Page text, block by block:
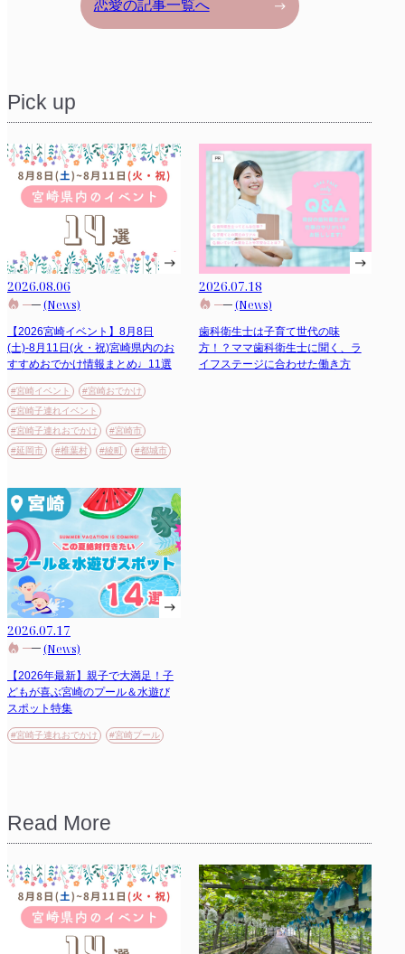
恋愛の記事一覧へ
Pick up
2026.08.06
(News)
【2026宮崎イベント】8月8日
(土)-8月11日(火・祝)宮崎県内のお
すすめおでかけ情報まとめ♩11選
#宮崎イベント
#宮崎おでかけ
#宮崎子連れイベント
#宮崎子連れおでかけ
#宮崎市
#延岡市
#椎葉村 #綾町 #都城市
2026.07.18
(News)
歯科衛生士は子育て世代の味
方！？ママ歯科衛生士に聞く、ラ
イフステージに合わせた働き方
2026.07.17
(News)
【2026年最新】親子で大満足！子
どもが喜ぶ宮崎のプール＆水遊び
スポット特集
#宮崎子連れおでかけ #宮崎プール
Read More